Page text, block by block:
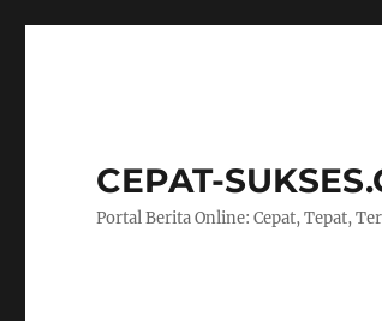
CEPAT-
Portal Berita Online: Cepat, Tepat,